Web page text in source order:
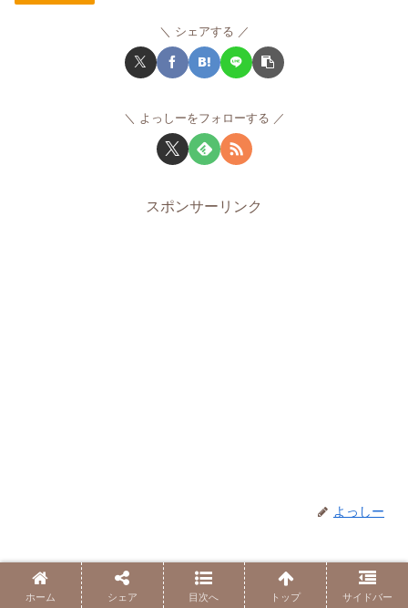
シェアする
よっしーをフォローする
スポンサーリンク
よっしー
GESARA世界は”もらう”より”与える”こと
が幸せな世界！？ – 価値と感謝が循環す
ホーム シェア 目次へ トップ サイドバー